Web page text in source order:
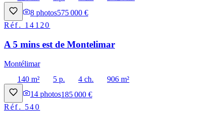
8 photos575 000 €
Réf. 14120
A 5 mins est de Montelimar
Montélimar
140 m²
5 p. 4 ch.
906 m²
14 photos185 000 €
Réf. 540